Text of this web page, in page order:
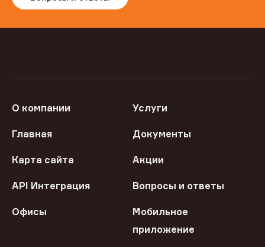
О компании Услуги
Главная Документы
Карта сайта Акции
API Интеграция Вопросы и ответы
Офисы
Мобильное
приложение